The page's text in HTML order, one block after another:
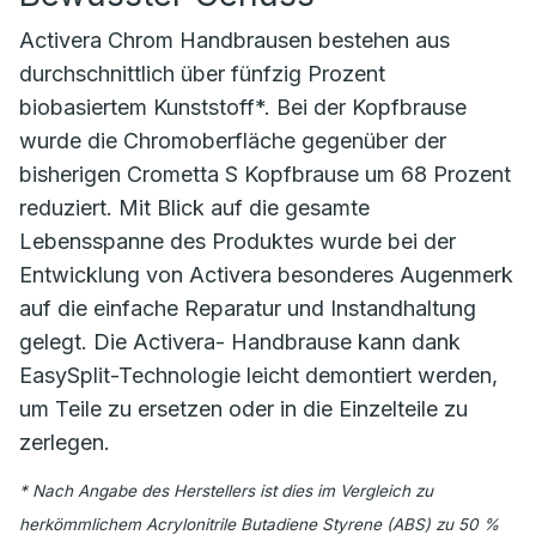
Activera Chrom Handbrausen bestehen aus
durchschnittlich über fünfzig Prozent
biobasiertem Kunststoff*. Bei der Kopfbrause
wurde die Chromoberfläche gegenüber der
bisherigen Crometta S Kopfbrause um 68 Prozent
reduziert. Mit Blick auf die gesamte
Lebensspanne des Produktes wurde bei der
Entwicklung von Activera besonderes Augenmerk
auf die einfache Reparatur und Instandhaltung
gelegt. Die Activera- Handbrause kann dank
EasySplit-Technologie leicht demontiert werden,
um Teile zu ersetzen oder in die Einzelteile zu
zerlegen.
* Nach Angabe des Herstellers ist dies im Vergleich zu
herkömmlichem Acrylonitrile Butadiene Styrene (ABS) zu 50 %